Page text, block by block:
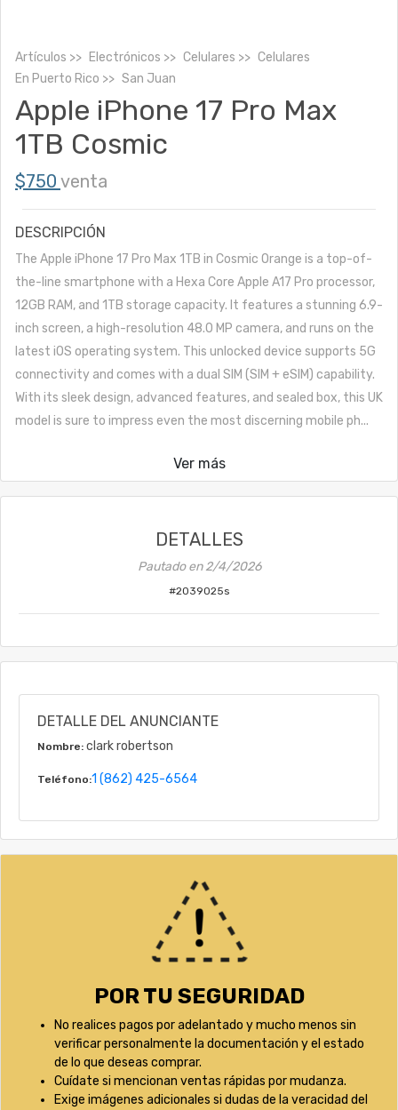
Artículos Electrónicos Celulares
Celulares
En Puerto Rico San Juan
Apple iPhone 17 Pro Max
1TB Cosmic
$750 venta
DESCRIPCIÓN
The Apple iPhone 17 Pro Max 1TB in Cosmic Orange is a top-of-
the-line smartphone with a Hexa Core Apple A17 Pro processor,
12GB RAM, and 1TB storage capacity. It features a stunning 6.9-
inch screen, a high-resolution 48.0 MP camera, and runs on the
latest iOS operating system. This unlocked device supports 5G
connectivity and comes with a dual SIM (SIM + eSIM) capability.
With its sleek design, advanced features, and sealed box, this UK
model is sure to impress even the most discerning mobile ph...
Ver más
DETALLES
Pautado en2/4/2026
#2039025s
DETALLE DEL ANUNCIANTE
Nombre: clark robertson
Teléfono:1 (862) 425-6564
POR TU SEGURIDAD
No realices pagos por adelantado y mucho menos sin
verificar personalmente la documentación y el estado
de lo que deseas comprar.
Cuídate si mencionan ventas rápidas por mudanza.
Exige imágenes adicionales si dudas de la veracidad del